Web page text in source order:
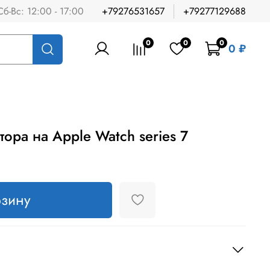
Вс: 12:00 - 17:00 +79276531657 +79277129688
0 0 0 0 ₽
на Apple Watch series 7